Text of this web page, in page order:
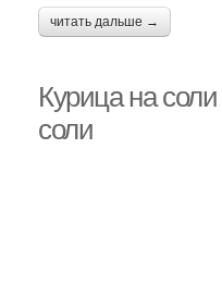
читать дальше →
Курица на
соли